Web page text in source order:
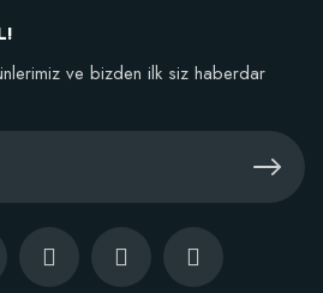
ve bizden ilk siz haberdar